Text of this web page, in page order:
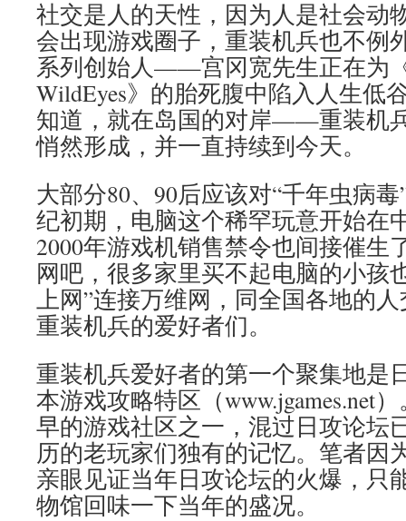
社交是人的天性，因为人是社会动
会出现游戏圈子，重装机兵也不例
系列创始人——宫冈宽先生正在为
WildEyes》的胎死腹中陷入人生低
知道，就在岛国的对岸——重装机
悄然形成，并一直持续到今天。
大部分80、90后应该对“千年虫病
纪初期，电脑这个稀罕玩意开始在
2000年游戏机销售禁令也间接催生
网吧，很多家里买不起电脑的小孩
上网”连接万维网，同全国各地的
重装机兵的爱好者们。
重装机兵爱好者的第一个聚集地是
本游戏攻略特区（www.jgames.net
早的游戏社区之一，混过日攻论坛
历的老玩家们独有的记忆。笔者因
亲眼见证当年日攻论坛的火爆，只
物馆回味一下当年的盛况。